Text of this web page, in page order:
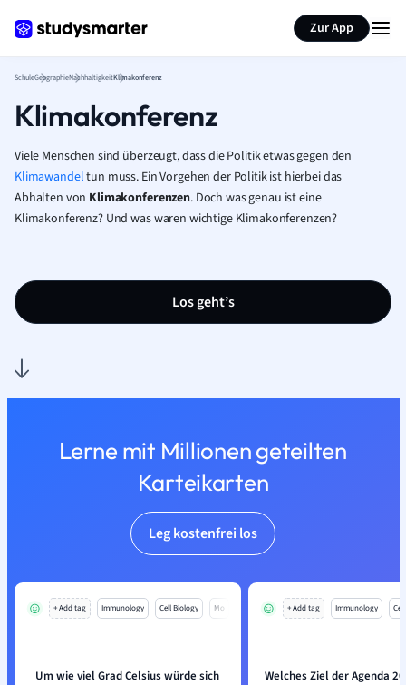
Zur App
SchuleGeographieNachhaltigkeitKlimakonferenz
Klimakonferenz
Viele Menschen sind überzeugt, dass die Politik etwas gegen den
Klimawandeltun muss. Ein Vorgehen der Politik ist hierbei das
Abhalten von Klimakonferenzen. Doch was genau ist eine
Klimakonferenz? Und was waren wichtige Klimakonferenzen?
Los geht’s
Lerne mit Millionen geteilten
Karteikarten
Leg kostenfrei los
+ Add tag Immunology Cell Biology Mo
Um wie viel Grad Celsius würde sich
+ Add tag Immunology
Welches Ziel der Agenda
Seite zusammenfassen